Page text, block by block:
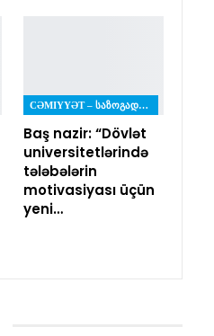
CƏMIYYƏT – ᲡᲐᲖᲝᲒᲐᲓᲝᲔᲑᲐ
Baş nazir: “Dövlət
universitetlərində
tələbələrin
motivasiyası üçün
yeni…